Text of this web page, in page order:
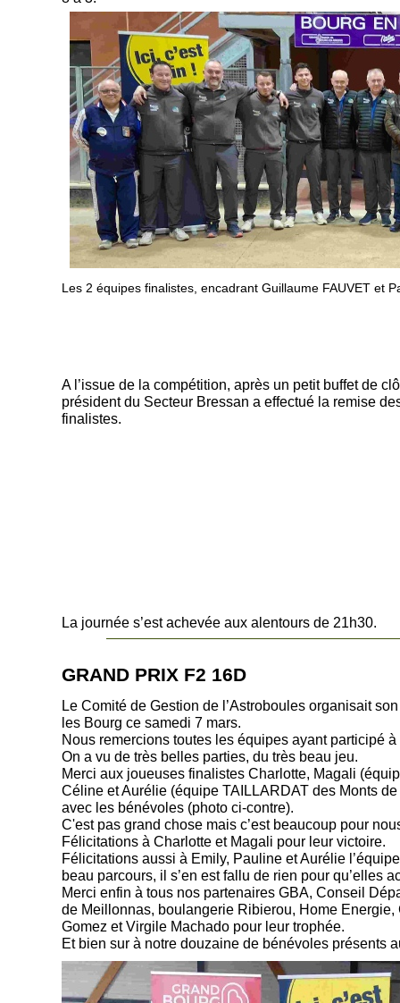
Les 2 équipes finalistes, encadrant Guillaume FAUVET et
A l’issue de la compétition, après un petit buffet de
président du Secteur Bressan a effectué la remise
finalistes.
La journée s’est achevée aux alentours de 21h30.
GRAND PRIX F2 16D
Le Comité de Gestion de l’Astroboules organisait
les Bourg ce samedi 7 mars.
Nous remercions toutes les équipes ayant participé
On a vu de très belles parties, du très beau jeu.
Merci aux joueuses finalistes Charlotte, Magali
Céline et Aurélie (équipe TAILLARDAT des Monts
avec les bénévoles (photo ci-contre).
C'est pas grand chose mais c’est beaucoup pour
Félicitations à Charlotte et Magali pour leur victoire.
Félicitations aussi à Emily, Pauline et Aurélie
beau parcours, il s’en est fallu de rien pour qu’elles
Merci enfin à tous nos partenaires GBA, Conseil
de Meillonnas, boulangerie Ribierou, Home Energie,
Gomez et Virgile Machado pour leur trophée.
Et bien sur à notre douzaine de bénévoles présents